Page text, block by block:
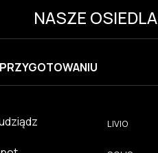
NASZE OSIEDLA
LIVIO